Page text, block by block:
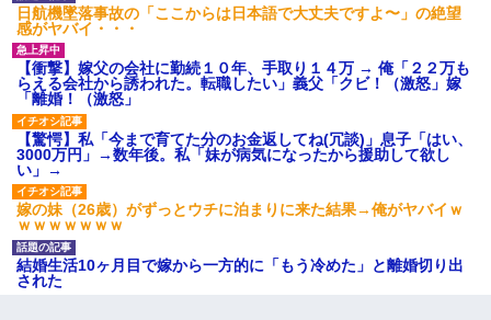
日航機墜落事故の「ここからは日本語で大丈夫ですよ〜」の絶望
感がヤバイ・・・
【衝撃】嫁父の会社に勤続１０年、手取り１４万 → 俺「２２万も
らえる会社から誘われた。転職したい」義父「クビ！（激怒」嫁
「離婚！（激怒」
【驚愕】私「今まで育てた分のお金返してね(冗談)」息子「はい、
3000万円」→数年後。私「妹が病気になったから援助して欲し
い」→
嫁の妹（26歳）がずっとウチに泊まりに来た結果→俺がヤバイｗ
ｗｗｗｗｗｗｗ
結婚生活10ヶ月目で嫁から一方的に「もう冷めた」と離婚切り出
された